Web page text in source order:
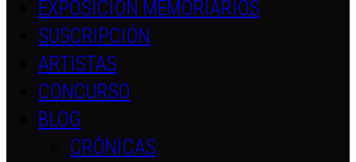
EXPOSICIÓN MEMORIARIOS
SUSCRIPCIÓN
ARTISTAS
CONCURSO
BLOG
CRÓNICAS